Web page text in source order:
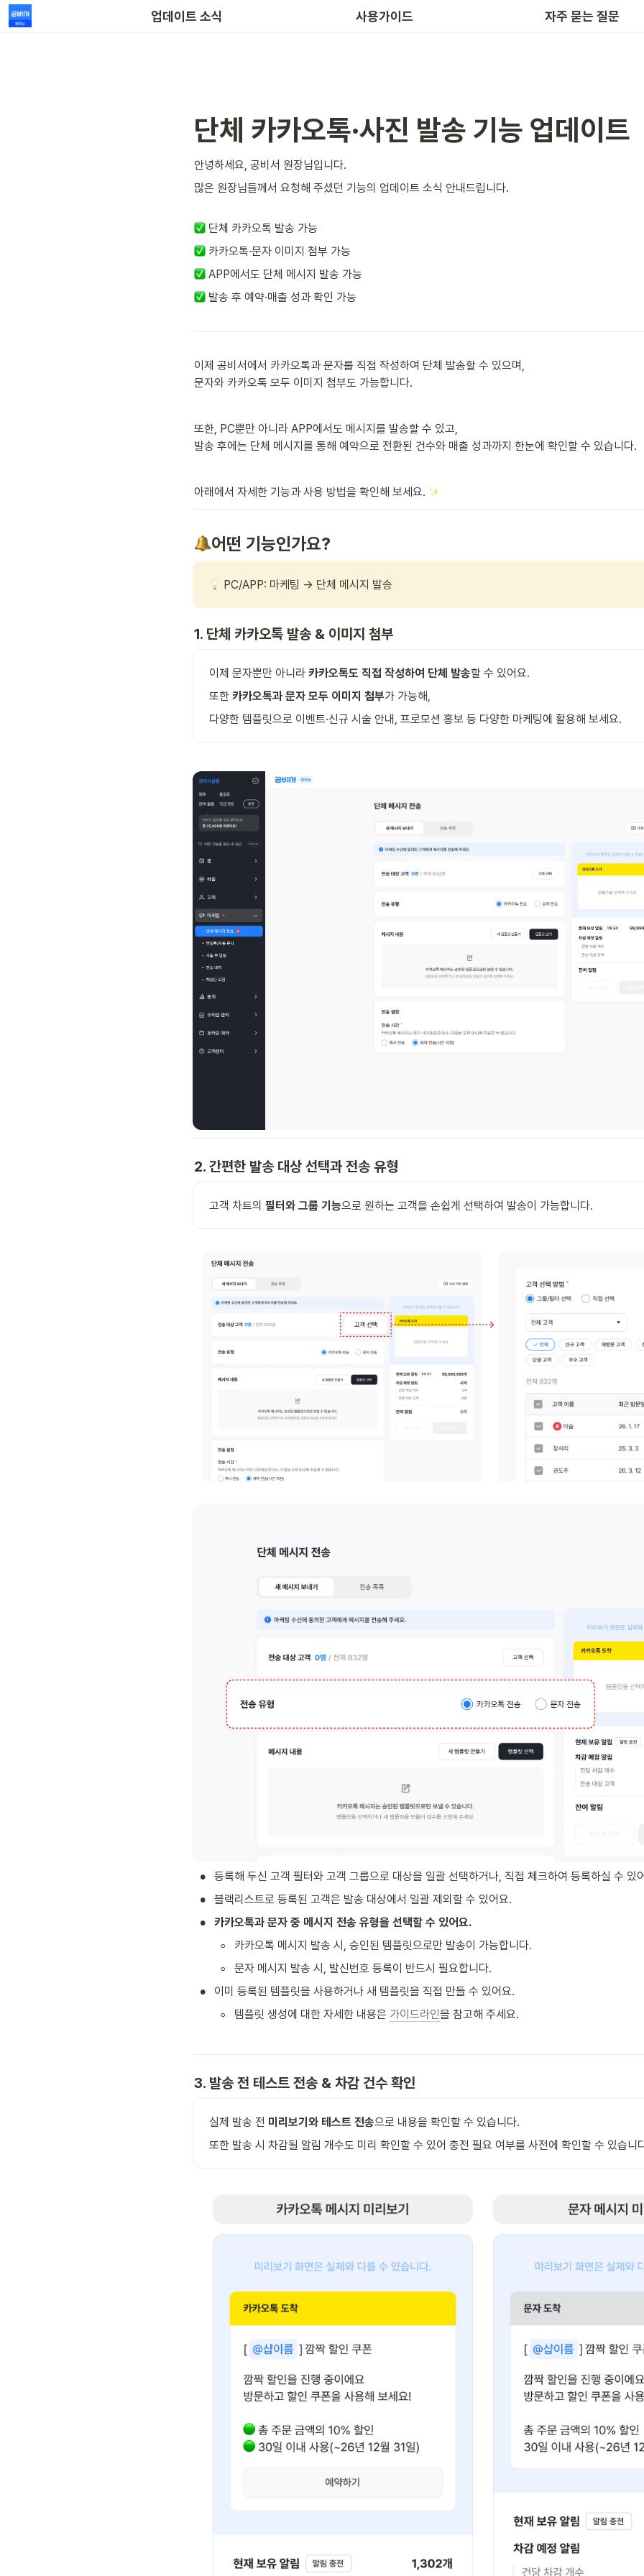
업데이트 소식 사용가이드 자주 묻는 질문
공비서 예약 APP 사용법
단체 카카오톡·사진 발송 기능 업데이트
안녕하세요, 공비서 원장님입니다.
많은 원장님들께서 요청해 주셨던 기능의 업데이트 소식 안내드립니다.
단체 카카오톡 발송 가능
카카오톡·문자 이미지 첨부 가능
APP에서도 단체 메시지 발송 가능
발송 후 예약·매출 성과 확인 가능
이제 공비서에서 카카오톡과 문자를 직접 작성하여 단체 발송할 수 있으며,
문자와 카카오톡 모두 이미지 첨부도 가능합니다.
또한, PC뿐만 아니라 APP에서도 메시지를 발송할 수 있고,
발송 후에는 단체 메시지를 통해 예약으로 전환된 건수와 매출 성과까지 한눈에 확인할 수 있습니다.
아래에서 자세한 기능과 사용 방법을 확인해 보세요.
어떤 기능인가요?
PC/APP: 마케팅 → 단체 메시지 발송
1. 단체 카카오톡 발송 & 이미지 첨부
이제 문자뿐만 아니라 카카오톡도 직접 작성하여 단체 발송할 수 있어요.
또한 카카오톡과 문자 모두 이미지 첨부가 가능해,
다양한 템플릿으로 이벤트·신규 시술 안내, 프로모션 홍보 등 다양한 마케팅에 활용해 보세요.
2. 간편한 발송 대상 선택과 전송 유형
고객 차트의 필터와 그룹 기능으로 원하는 고객을 손쉽게 선택하여 발송이 가능합니다.
• 등록해 두신 고객 필터와 고객 그룹으로 대상을 일괄 선택하거나, 직접 체크하여 등록하실 수 있
• 블랙리스트로 등록된 고객은 발송 대상에서 일괄 제외할 수 있어요.
• 카카오톡과 문자 중 메시지 전송 유형을 선택할 수 있어요.
◦ 카카오톡 메시지 발송 시, 승인된 템플릿으로만 발송이 가능합니다.
◦ 문자 메시지 발송 시, 발신번호 등록이 반드시 필요합니다.
• 이미 등록된 템플릿을 사용하거나 새 템플릿을 직접 만들 수 있어요.
◦ 템플릿 생성에 대한 자세한 내용은 가이드라인을 참고해 주세요.
3. 발송 전 테스트 전송 & 차감 건수 확인
실제 발송 전 미리보기와 테스트 전송으로 내용을 확인할 수 있습니다.
또한 발송 시 차감될 알림 개수도 미리 확인할 수 있어 충전 필요 여부를 사전에 확인할 수 있습니